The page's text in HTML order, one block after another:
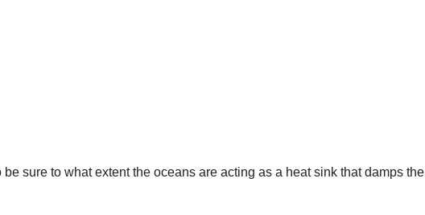
sure to what extent the oceans are acting as a heat sink that damps the